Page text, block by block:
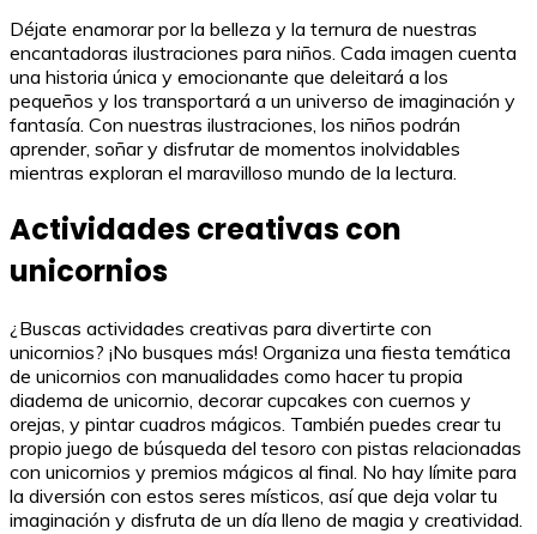
Déjate enamorar por la belleza y la ternura de nuestras
encantadoras ilustraciones para niños. Cada imagen cuenta
una historia única y emocionante que deleitará a los
pequeños y los transportará a un universo de imaginación y
fantasía. Con nuestras ilustraciones, los niños podrán
aprender, soñar y disfrutar de momentos inolvidables
mientras exploran el maravilloso mundo de la lectura.
Actividades creativas con
unicornios
¿Buscas actividades creativas para divertirte con
unicornios? ¡No busques más! Organiza una fiesta temática
de unicornios con manualidades como hacer tu propia
diadema de unicornio, decorar cupcakes con cuernos y
orejas, y pintar cuadros mágicos. También puedes crear tu
propio juego de búsqueda del tesoro con pistas relacionadas
con unicornios y premios mágicos al final. No hay límite para
la diversión con estos seres místicos, así que deja volar tu
imaginación y disfruta de un día lleno de magia y creatividad.